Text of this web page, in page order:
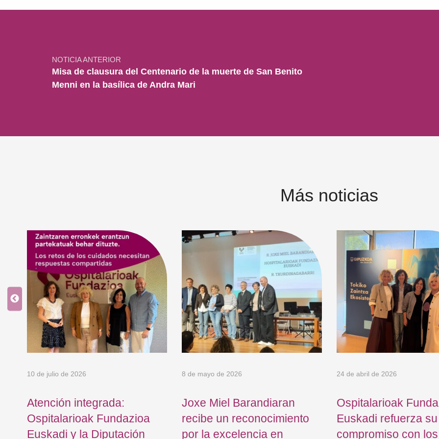
NOTICIA ANTERIOR
Misa de clausura del Centenario de la muerte de San Benito
Menni en la basílica de Andra Mari
Más noticias
10 de julio de 2026
Atención integrada:
Ospitalarioak Fundazioa
Euskadi y la Diputación
8 de mayo de 2026
Joxe Miel Barandiaran
recibe un reconocimiento
por la excelencia en
24 de abril de 2026
Ospitalarioak
Euskadi refuerza su
compromiso con los